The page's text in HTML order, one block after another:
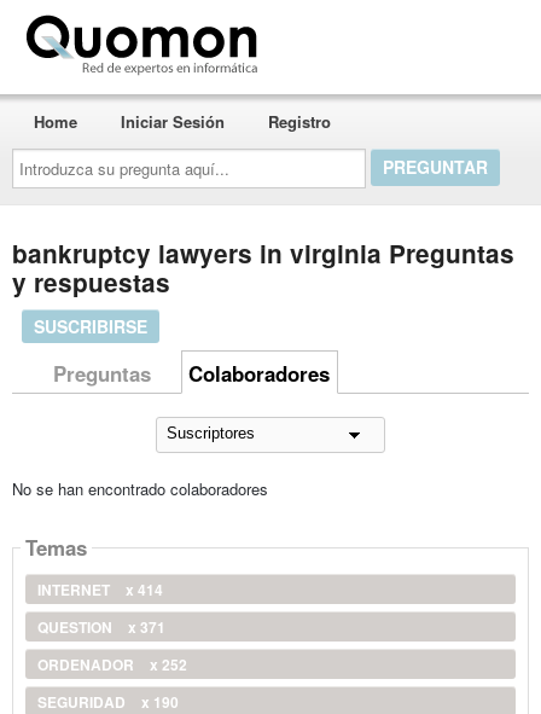
Introduzca
su
pregunta
aquí...
Home Iniciar Sesión Registro
bankruptcy lawyers in virginia Preguntas
y respuestas
SUSCRIBIRSE
Preguntas Colaboradores
No se han encontrado colaboradores
Temas
INTERNET
x 414
QUESTION
x 371
ORDENADOR
x 252
SEGURIDAD
x 190